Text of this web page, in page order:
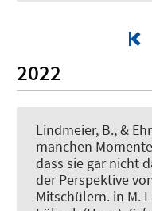
2022
Lindmeier, B., &
manchen
dass sie gar nicht
der Perspektive
Mitschülern. in M.